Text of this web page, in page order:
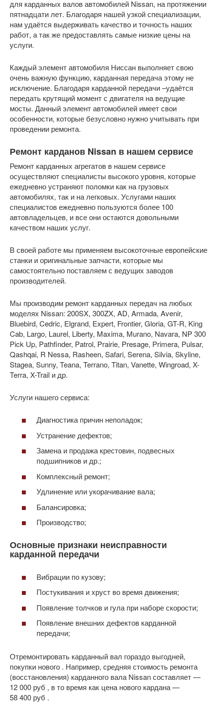
для карданных валов автомобилей Nissan, на протяжении
пятнадцати лет. Благодаря нашей узкой специализации,
нам удаётся выдерживать качество и точность наших
работ, а так же предоставлять самые низкие цены на
услуги.
Каждый элемент автомобиля Ниссан выполняет свою
очень важную функцию, карданная передача этому не
исключение. Благодаря карданной передачи –удаётся
передать крутящий момент с двигателя на ведущие
мосты. Данный элемент автомобилей имеет свои
особенности, которые безусловно нужно учитывать при
проведении ремонта.
Ремонт карданов Nissan в нашем сервисе
Ремонт карданных агрегатов в нашем сервисе
осуществляют специалисты высокого уровня, которые
ежедневно устраняют поломки как на грузовых
автомобилях, так и на легковых. Услугами наших
специалистов ежедневно пользуются более 100
автовладельцев, и все они остаются довольными
качеством наших услуг.
В своей работе мы применяем высокоточные европейские
станки и оригинальные запчасти, которые мы
самостоятельно поставляем с ведущих заводов
производителей.
Мы производим ремонт карданных передач на любых
моделях Nissan: 200SX, 300ZX, AD, Armada, Avenir,
Bluebird, Cedric, Elgrand, Expert, Frontier, Gloria, GT-R, King
Cab, Largo, Laurel, Liberty, Maxima, Murano, Navara, NP 300
Pick Up, Pathfinder, Patrol, Prairie, Presage, Primera, Pulsar,
Qashqai, R Nessa, Rasheen, Safari, Serena, Silvia, Skyline,
Stagea, Sunny, Teana, Terrano, Titan, Vanette, Wingroad, X-
Terra, X-Trail и др.
Услуги нашего сервиса:
Диагностика причин неполадок;
Устранение дефектов;
Замена и продажа крестовин, подвесных
подшипников и др.;
Комплексный ремонт;
Удлинение или укорачивание вала;
Балансировка;
Производство;
Основные признаки неисправности
карданной передачи
Вибрации по кузову;
Постукивания и хруст во время движения;
Появление толчков и гула при наборе скорости;
Появление внешних дефектов карданной
передачи;
Отремонтировать карданный вал гораздо выгодней,
покупки нового . Например, средняя стоимость ремонта
(восстановления) карданного вала Nissan составляет —
12 000 руб , в то время как цена нового кардана —
58 400 руб .